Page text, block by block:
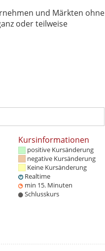
und Märkten ohne
oder teilweise
Kursinformationen
positive Kursänderung
negative Kursänderung
Keine Kursänderung
Realtime
min 15. Minuten
Schlusskurs